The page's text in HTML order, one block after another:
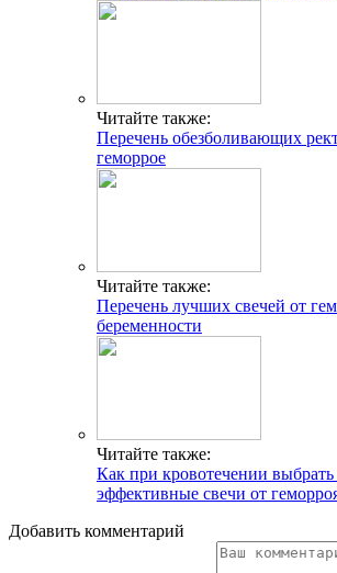
Читайте также:
Перечень обезболивающих
геморрое
Читайте также:
Перечень лучших свечей от
беременности
Читайте также:
Как при кровотечении выбрать
эффективные свечи от
Добавить комментарий